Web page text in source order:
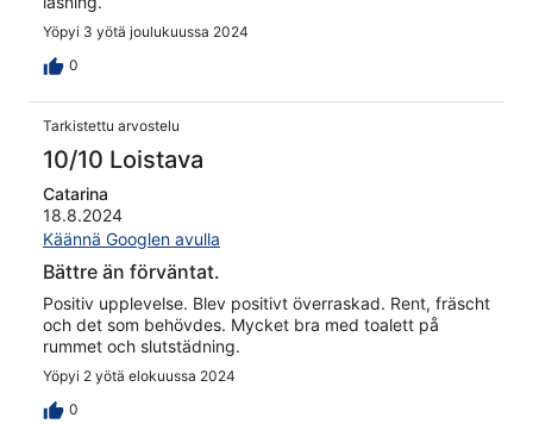
Yöpyi 3 yötä joulukuussa 2024
0
Tarkistettu arvostelu
10/10 Loistava
Catarina
18.8.2024
Käännä Googlen avulla
Bättre än förväntat.
Positiv upplevelse. Blev positivt överraskad. Rent, fräscht
och det som behövdes. Mycket bra med toalett på
rummet och slutstädning.
Yöpyi 2 yötä elokuussa 2024
0